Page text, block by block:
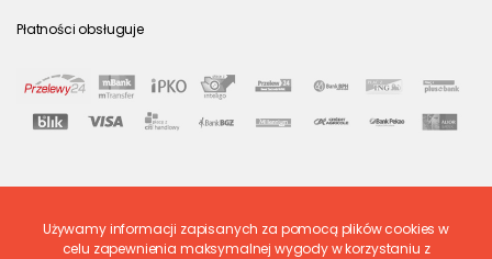
Płatności obsługuje
Ostatnio ocenione
Używamy informacji zapisanych za pomocą plików cookies w
celu zapewnienia maksymalnej wygody w korzystaniu z